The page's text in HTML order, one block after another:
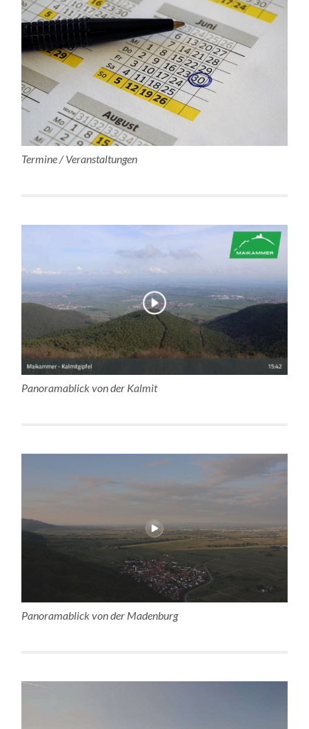
Termine / Veranstaltungen
Panoramablick von der Kalmit
Panoramablick von der Madenburg